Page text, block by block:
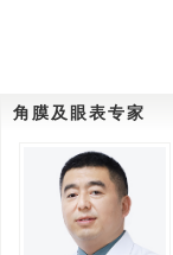
角膜及眼表专家